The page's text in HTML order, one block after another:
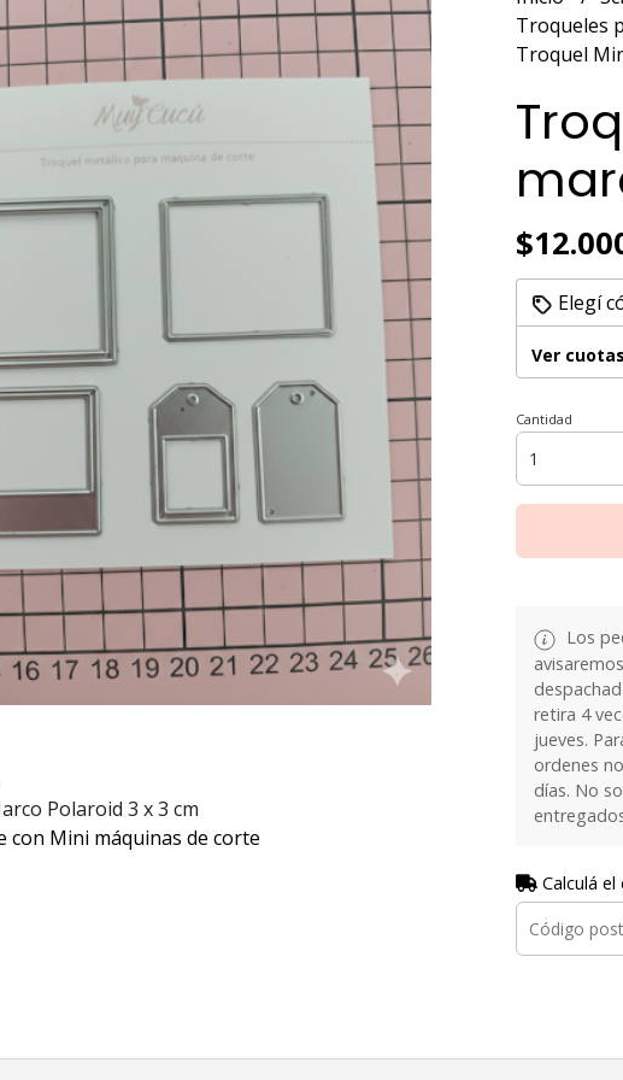
Polaroid 3 x 3 cm
con Mini máquinas de corte
Troqueles
Troquel
Elegí
Ver
Cantidad
Los
retira 4
jueves.
ordenes
días. No
Calculá